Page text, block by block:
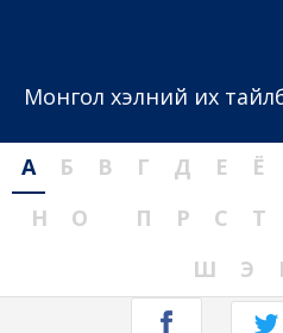
Монгол хэлний их
А Б В Г Д Е Ё
Н
О П Р С Т
Ш
Э